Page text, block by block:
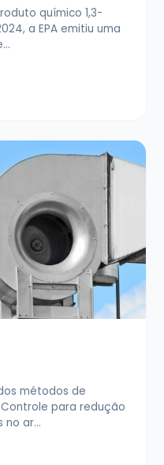
químico 1,3-
a EPA emitiu uma
métodos de
para redução
no ar…